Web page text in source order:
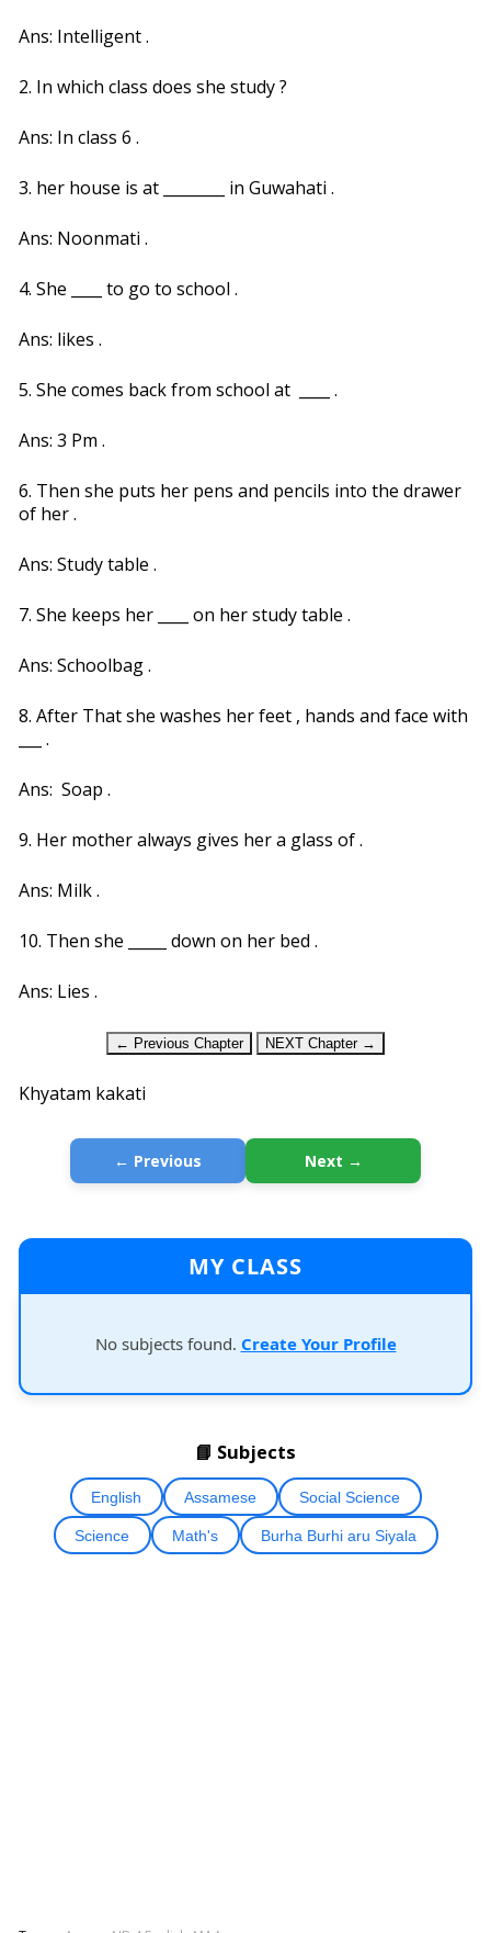
Ans: Intelligent .
2. In which class does she study ?
Ans: In class 6 .
3. her house is at ________ in Guwahati .
Ans: Noonmati .
4. She ____ to go to school .
Ans: likes .
5. She comes back from school at ____ .
Ans: 3 Pm .
6. Then she puts her pens and pencils into the drawer
of her .
Ans: Study table .
7. She keeps her ____ on her study table .
Ans: Schoolbag .
8. After That she washes her feet , hands and face with
___ .
Ans: Soap .
9. Her mother always gives her a glass of .
Ans: Milk .
10. Then she _____ down on her bed .
Ans: Lies .
← Previous Chapter NEXT Chapter →
Khyatam kakati
← Previous Next →
MY CLASS
No subjects found. Create Your Profile
📘 Subjects
English Assamese Social Science
Science Math's Burha Burhi aru Siyala